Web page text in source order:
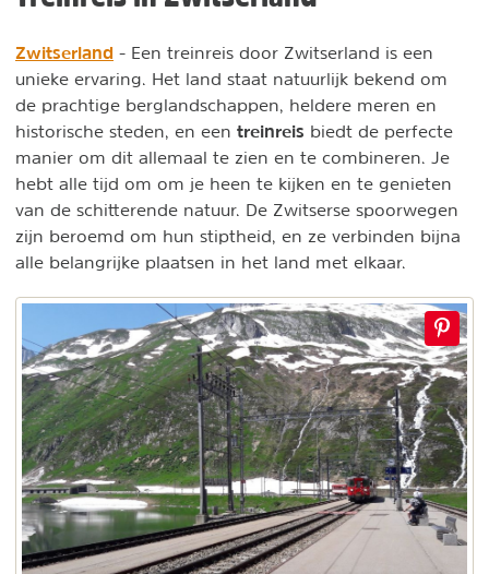
Zwitserland - Een treinreis door Zwitserland is een
unieke ervaring. Het land staat natuurlijk bekend om
de prachtige berglandschappen, heldere meren en
historische steden, en een treinreis biedt de perfecte
manier om dit allemaal te zien en te combineren. Je
hebt alle tijd om om je heen te kijken en te genieten
van de schitterende natuur. De Zwitserse spoorwegen
zijn beroemd om hun stiptheid, en ze verbinden bijna
alle belangrijke plaatsen in het land met elkaar.